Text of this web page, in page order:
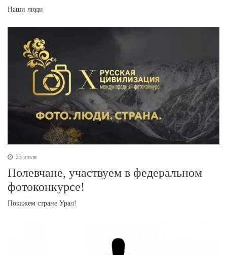
Наши люди
23 июля
Полевчане, участвуем в федеральном
фотоконкурсе!
Покажем стране Урал!